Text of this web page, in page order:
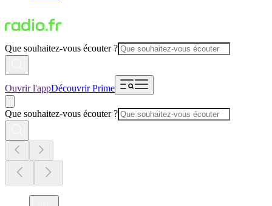
Que souhaitez-vous écouter ?
Ouvrir l'appDécouvrir Prime
Que souhaitez-vous écouter ?